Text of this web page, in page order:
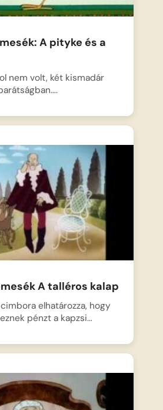
A pityke és a
nem volt, két kismadár
A talléros kalap
elhatározza, hogy
pénzt a kapzsi…